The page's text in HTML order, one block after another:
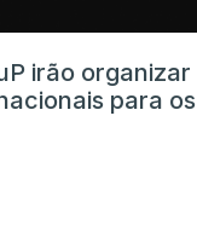
irão organizar
para os